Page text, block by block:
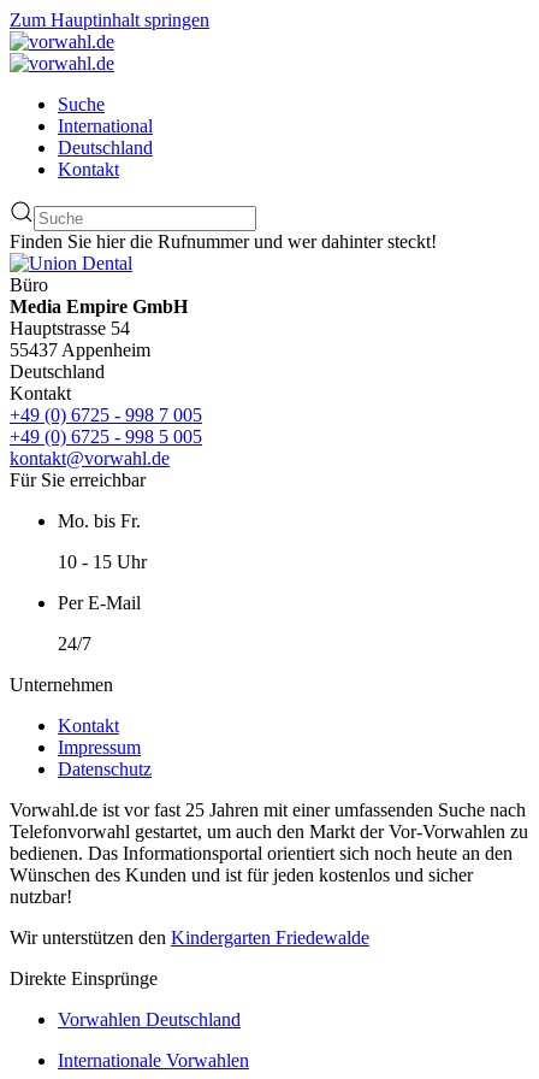
Zum Hauptinhalt springen
Suche
International
Deutschland
Kontakt
Finden Sie hier die Rufnummer und wer dahinter steckt!
Büro
Media Empire GmbH
Hauptstrasse 54
55437 Appenheim
Deutschland
Kontakt
+49 (0) 6725 - 998 7 005
+49 (0) 6725 - 998 5 005
kontakt@vorwahl.de
Für Sie erreichbar
Mo. bis Fr.
10 - 15 Uhr
Per E-Mail
24/7
Unternehmen
Kontakt
Impressum
Datenschutz
Vorwahl.de ist vor fast 25 Jahren mit einer umfassenden Suche nach
Telefonvorwahl gestartet, um auch den Markt der Vor-Vorwahlen zu
bedienen. Das Informationsportal orientiert sich noch heute an den
Wünschen des Kunden und ist für jeden kostenlos und sicher
nutzbar!
Wir unterstützen den Kindergarten Friedewalde
Direkte Einsprünge
Vorwahlen Deutschland
Internationale Vorwahlen